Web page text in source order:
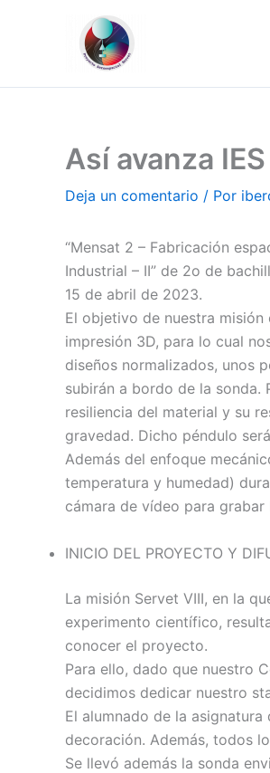
Así avanza
Deja un comentario / Por
“Mensat 2 – Fabricación
Industrial – II” de 2o de
15 de abril de 2023.
El objetivo de nuestra
impresión 3D, para lo cual
diseños normalizados, unos
subirán a bordo de la
resiliencia del material y su
gravedad. Dicho péndulo
Además del enfoque
temperatura y humedad)
cámara de vídeo para grabar
INICIO DEL PROYECTO Y
La misión Servet VIII, en la
experimento científico,
conocer el proyecto.
Para ello, dado que nuestro
decidimos dedicar nuestro
El alumnado de la
decoración. Además, todos
Se llevó además la sonda